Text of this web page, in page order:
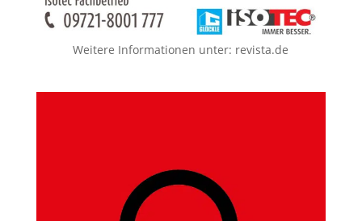
Weitere Informationen unter: revista.de